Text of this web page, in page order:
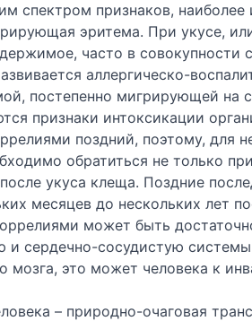
спектром признаков, наиболее
эритема. При укусе,
часто в совокупности
аллергическо-
постепенно мигрирующей на
признаки интоксикации
поздний, поэтому, для
обратиться не только
укуса клеща. Поздние
месяцев до нескольких лет
может быть
и сердечно-сосудистую
мозга, это может человека к
– природно-очаговая